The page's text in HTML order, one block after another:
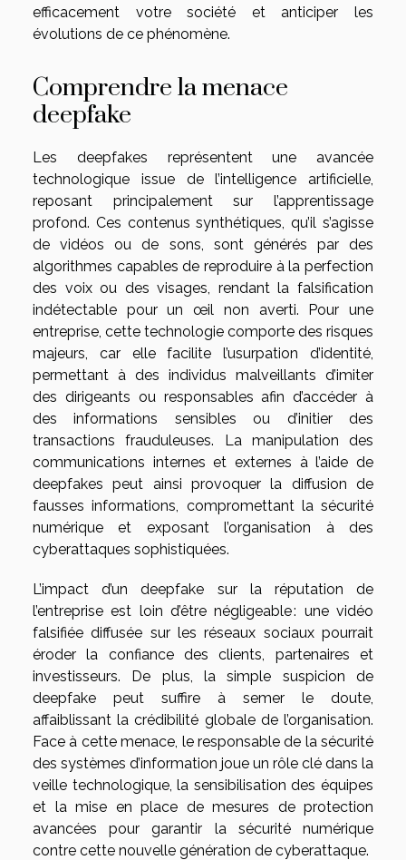
efficacement votre société et anticiper les
évolutions de ce phénomène.
Comprendre la menace
deepfake
Les deepfakes représentent une avancée
technologique issue de l’intelligence artificielle,
reposant principalement sur l’apprentissage
profond. Ces contenus synthétiques, qu’il s’agisse
de vidéos ou de sons, sont générés par des
algorithmes capables de reproduire à la perfection
des voix ou des visages, rendant la falsification
indétectable pour un œil non averti. Pour une
entreprise, cette technologie comporte des risques
majeurs, car elle facilite l’usurpation d’identité,
permettant à des individus malveillants d’imiter
des dirigeants ou responsables afin d’accéder à
des informations sensibles ou d’initier des
transactions frauduleuses. La manipulation des
communications internes et externes à l’aide de
deepfakes peut ainsi provoquer la diffusion de
fausses informations, compromettant la sécurité
numérique et exposant l’organisation à des
cyberattaques sophistiquées.
L’impact d’un deepfake sur la réputation de
l’entreprise est loin d’être négligeable : une vidéo
falsifiée diffusée sur les réseaux sociaux pourrait
éroder la confiance des clients, partenaires et
investisseurs. De plus, la simple suspicion de
deepfake peut suffire à semer le doute,
affaiblissant la crédibilité globale de l’organisation.
Face à cette menace, le responsable de la sécurité
des systèmes d’information joue un rôle clé dans la
veille technologique, la sensibilisation des équipes
et la mise en place de mesures de protection
avancées pour garantir la sécurité numérique
contre cette nouvelle génération de cyberattaque.